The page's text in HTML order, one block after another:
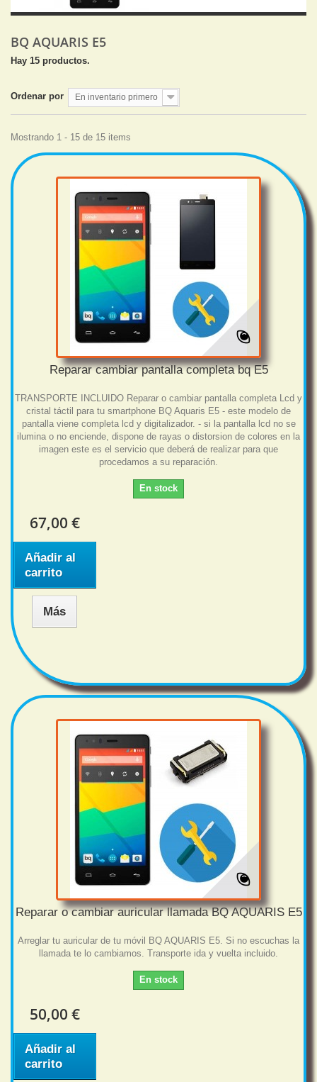
BQ AQUARIS E5
Hay 15 productos.
Ordenar por En inventario primero
Mostrando 1 - 15 de 15 items
Reparar cambiar pantalla completa bq E5
TRANSPORTE INCLUIDO Reparar o cambiar pantalla completa Lcd y
cristal táctil para tu smartphone BQ Aquaris E5 - este modelo de
pantalla viene completa lcd y digitalizador. - si la pantalla lcd no se
ilumina o no enciende, dispone de rayas o distorsion de colores en la
imagen este es el servicio que deberá de realizar para que
procedamos a su reparación.
En stock
67,00 €
Añadir al
carrito
Más
Reparar o cambiar auricular llamada BQ AQUARIS E5
Arreglar tu auricular de tu móvil BQ AQUARIS E5. Si no escuchas la
llamada te lo cambiamos. Transporte ida y vuelta incluido.
En stock
50,00 €
Añadir al
carrito